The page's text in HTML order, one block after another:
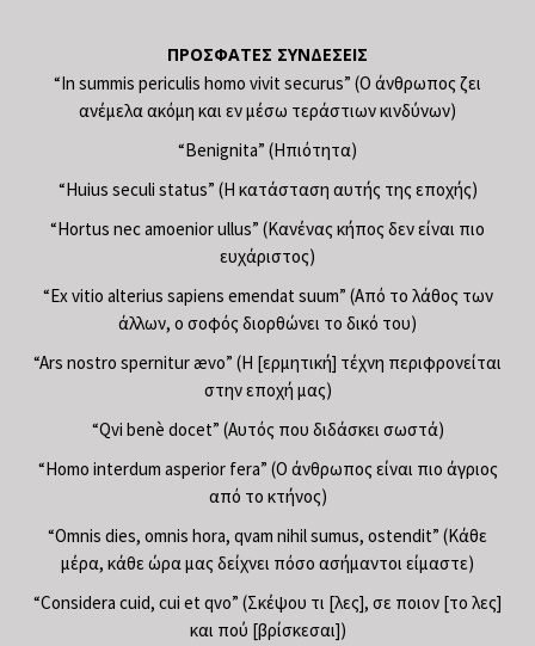
ΠΡΌΣΦΑΤΕΣ ΣΥΝΔΈΣΕΙΣ
“In summis periculis homo vivit securus” (Ο άνθρωπος ζει
ανέμελα ακόμη και εν μέσω τεράστιων κινδύνων)
“Benignita” (Ηπιότητα)
“Huius seculi status” (Η κατάσταση αυτής της εποχής)
“Hortus nec amoenior ullus” (Κανένας κήπος δεν είναι πιο
ευχάριστος)
“Ex vitio alterius sapiens emendat suum” (Από το λάθος των
άλλων, ο σοφός διορθώνει το δικό του)
“Ars nostro spernitur ævo” (Η [ερμητική] τέχνη περιφρονείται
στην εποχή μας)
“Qvi benè docet” (Αυτός που διδάσκει σωστά)
“Homo interdum asperior fera” (Ο άνθρωπος είναι πιο άγριος
από το κτήνος)
“Omnis dies, omnis hora, qvam nihil sumus, ostendit” (Κάθε
μέρα, κάθε ώρα μας δείχνει πόσο ασήμαντοι είμαστε)
“Considera cuid, cui et qvo” (Σκέψου τι [λες], σε ποιον [το λες]
και πού [βρίσκεσαι])